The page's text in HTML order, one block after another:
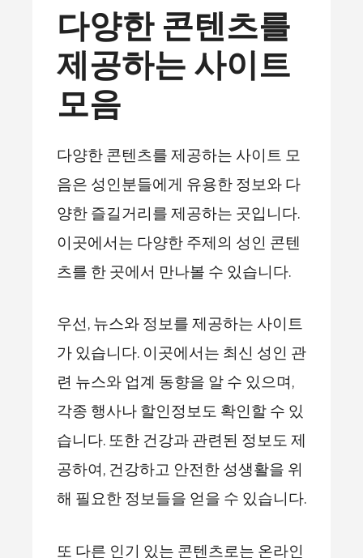
다양한 콘텐츠를
제공하는 사이트
모음
다양한 콘텐츠를 제공하는 사이트 모
음은 성인분들에게 유용한 정보와 다
양한 즐길거리를 제공하는 곳입니다.
이곳에서는 다양한 주제의 성인 콘텐
츠를 한 곳에서 만나볼 수 있습니다.
우선, 뉴스와 정보를 제공하는 사이트
가 있습니다. 이곳에서는 최신 성인 관
련 뉴스와 업계 동향을 알 수 있으며,
각종 행사나 할인정보도 확인할 수 있
습니다. 또한 건강과 관련된 정보도 제
공하여, 건강하고 안전한 성생활을 위
해 필요한 정보들을 얻을 수 있습니다.
또 다른 인기 있는 콘텐츠로는 온라인